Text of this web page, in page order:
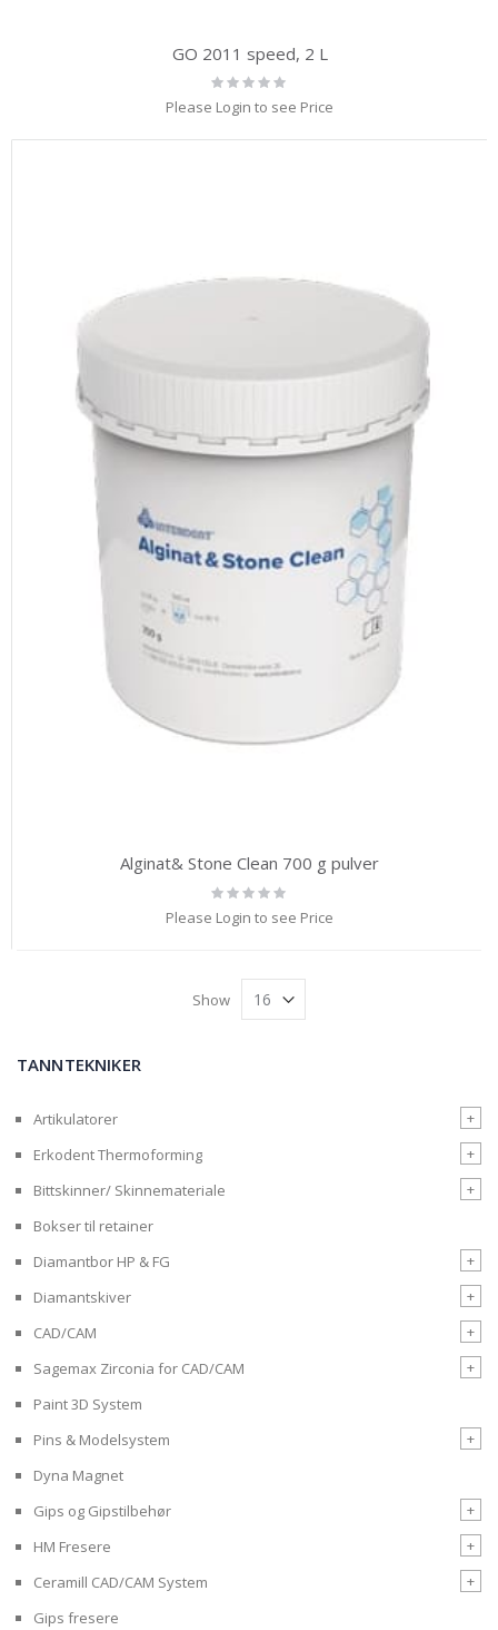
GO 2011 speed, 2 L
Rating:
Please Login to see Price
Alginat& Stone Clean 700 g pulver
Rating:
0%
Please Login to see Price
Show
TANNTEKNIKER
Artikulatorer
+
Erkodent Thermoforming
+
Bittskinner/ Skinnemateriale
+
Bokser til retainer
Diamantbor HP & FG
+
Diamantskiver
+
CAD/CAM
+
Sagemax Zirconia for CAD/CAM
+
Paint 3D System
Pins & Modelsystem
+
Dyna Magnet
Gips og Gipstilbehør
+
HM Fresere
+
Ceramill CAD/CAM System
+
Gips fresere